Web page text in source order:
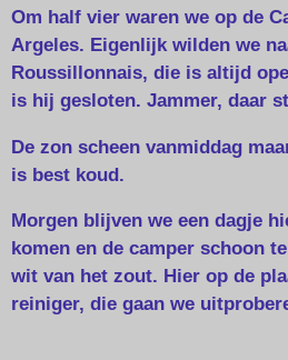
Om half vier waren we op de
Argeles. Eigenlijk wilden we
Roussillonnais, die is altijd
is hij gesloten. Jammer, daar
De zon scheen vanmiddag
is best koud.
Morgen blijven we een dagje
komen en de camper schoon
wit van het zout. Hier op de
reiniger, die gaan we